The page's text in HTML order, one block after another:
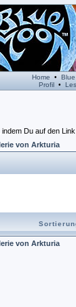
Home •
Profil•
Du auf den
von Arkturia
von Arkturia